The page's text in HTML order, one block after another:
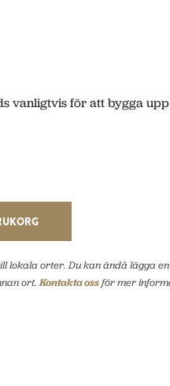
vanligtvis för att bygga
lokala orter. Du kan ändå lägga
ort.Kontakta ossför mer